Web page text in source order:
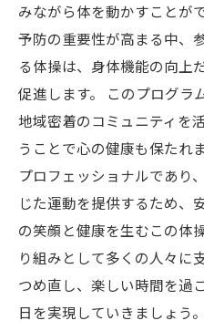
みながら体を動かすことが
予防の重要性が高まる中、
る体操は、身体機能の向上
促進します。 このプログラ
地域密着のコミュニティを
うことで心の健康も保たれ
プロフェッショナルであり
じた運動を提供するため、
の笑顔と健康を生むこの体
り組みとして多くの人々に
つめ直し、楽しい時間を過
日を実現していきましょう。